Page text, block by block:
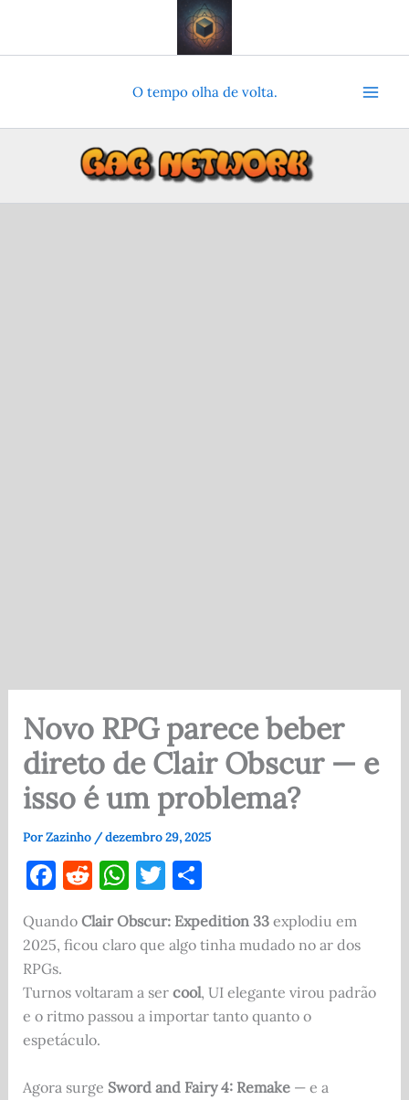
o
O tempo olha de volta.
Novo RPG parece beber
direto de Clair Obscur — e
isso é um problema?
PorZazinho /dezembro 29, 2025
F
c
e
b
o
o
k
R
e
d
di
t
W
h
at
s
A
p
T
it
te
r
S
h
ar
e
Quando Clair Obscur: Expedition 33explodiu em
2025, ficou claro que algo tinha mudado no ar dos
RPGs.
Turnos voltaram a ser cool, UI elegante virou padrão
e o ritmo passou a importar tanto quanto o
espetáculo.
Agora surge Sword and Fairy 4: Remake— e a